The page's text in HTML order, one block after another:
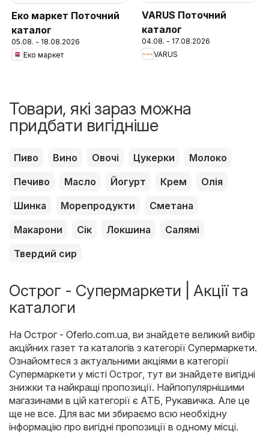
Еко маркет Поточний
каталог
05.08. - 18.08.2026
Еко маркет
VARUS Поточний
каталог
04.08. - 17.08.2026
VARUS
Товари, які зараз можна
придбати вигідніше
Пиво Вино Овочі Цукерки
Молоко
Печиво
Масло Йогурт Крем
Олія
Шинка
Морепродукти
Сметана
Макарони
Сік Локшина
Салямі
Твердий сир
Острог - Супермаркети | Акції та
каталоги
На Острог - Oferlo.com.ua, ви знайдете великий вибір
акційних газет та каталогів з категорії Супермаркети.
Ознайомтеся з актуальними акціями в категорії
Супермаркети у місті Острог, тут ви знайдете вигідні
знижки та найкращі пропозиції. Найпопулярнішими
магазинами в цій категорії є АТБ, Рукавичка. Але це
ще не все. Для вас ми збираємо всю необхідну
інформацію про вигідні пропозиції в одному місці.